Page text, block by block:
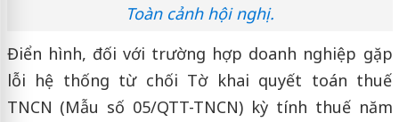
Toàn cảnh hội nghị.
Điển hình, đối với trường hợp doanh nghiệp gặp
lỗi hệ thống từ chối Tờ khai quyết toán thuế
TNCN (Mẫu số 05/QTT-TNCN) kỳ tính thuế năm